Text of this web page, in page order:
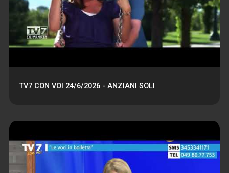
TV7 CON VOI 24/6/2026 - ANZIANI SOLI